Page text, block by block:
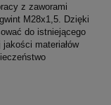
z zaworami
M28x1,5. Dzięki
do istniejącego
materiałów